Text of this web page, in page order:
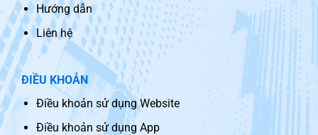
Hướng dẫn
Liên hệ
ĐIỀU KHOẢN
Điều khoản sử dụng Website
Điều khoản sử dụng App